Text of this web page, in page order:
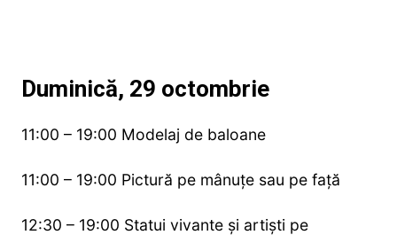
Duminică, 29 octombrie
11:00 – 19:00 Modelaj de baloane
11:00 – 19:00 Pictură pe mânuțe sau pe față
12:30 – 19:00 Statui vivante și artiști pe